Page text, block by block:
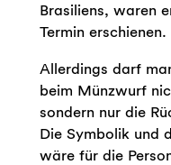
Brasiliens, waren
Termin erschienen.
Allerdings darf
beim Münzwurf
sondern nur die
Die Symbolik und
wäre für die